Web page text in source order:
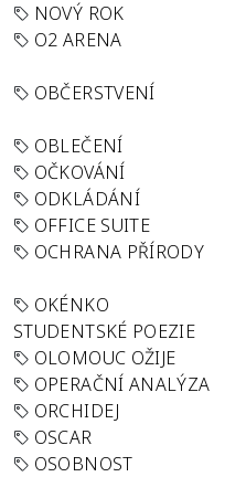
NOVÝ ROK
O2 ARENA
OBČERSTVENÍ
OBLEČENÍ
OČKOVÁNÍ
ODKLÁDÁNÍ
OFFICE SUITE
OCHRANA PŘÍRODY
OKÉNKO
STUDENTSKÉ POEZIE
OLOMOUC OŽIJE
OPERAČNÍ ANALÝZA
ORCHIDEJ
OSCAR
OSOBNOST